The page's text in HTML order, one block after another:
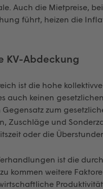
Auch die Mietpreise,
führt, heizen die
KV-Abdeckung
ist die hohe
auch keinen
zum
Zuschläge und
oder die
ist die
kommen weitere